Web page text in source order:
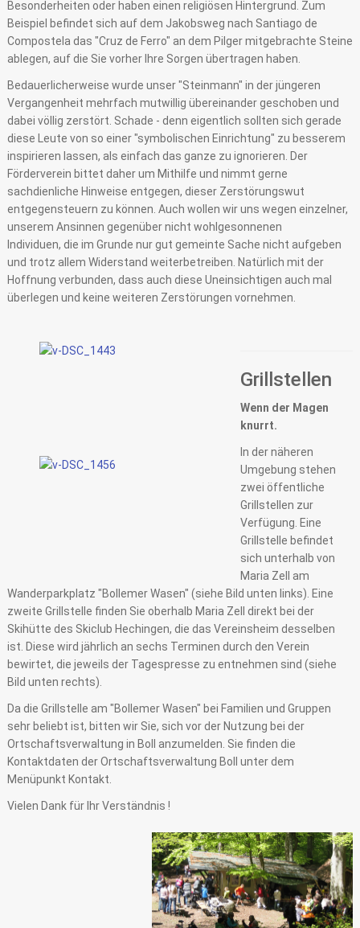
Besonderheiten oder haben einen religiösen Hintergrund. Zum
Beispiel befindet sich auf dem Jakobsweg nach Santiago de
Compostela das "Cruz de Ferro" an dem Pilger mitgebrachte Steine
ablegen, auf die Sie vorher Ihre Sorgen übertragen haben.
Bedauerlicherweise wurde unser "Steinmann" in der jüngeren
Vergangenheit mehrfach mutwillig übereinander geschoben und
dabei völlig zerstört. Schade - denn eigentlich sollten sich gerade
diese Leute von so einer "symbolischen Einrichtung" zu besserem
inspirieren lassen, als einfach das ganze zu ignorieren. Der
Förderverein bittet daher um Mithilfe und nimmt gerne
sachdienliche Hinweise entgegen, dieser Zerstörungswut
entgegensteuern zu können. Auch wollen wir uns wegen einzelner,
unserem Ansinnen gegenüber nicht wohlgesonnenen
Individuen, die im Grunde nur gut gemeinte Sache nicht aufgeben
und trotz allem Widerstand weiterbetreiben. Natürlich mit der
Hoffnung verbunden, dass auch diese Uneinsichtigen auch mal
überlegen und keine weiteren Zerstörungen vornehmen.
Grillstellen
Wenn der Magen
knurrt.
In der näheren
Umgebung stehen
zwei öffentliche
Grillstellen zur
Verfügung. Eine
Grillstelle befindet
sich unterhalb von
Maria Zell am
Wanderparkplatz "Bollemer Wasen" (siehe Bild unten links). Eine
zweite Grillstelle finden Sie oberhalb Maria Zell direkt bei der
Skihütte des Skiclub Hechingen, die das Vereinsheim desselben
ist. Diese wird jährlich an sechs Terminen durch den Verein
bewirtet, die jeweils der Tagespresse zu entnehmen sind (siehe
Bild unten rechts).
Da die Grillstelle am "Bollemer Wasen" bei Familien und Gruppen
sehr beliebt ist, bitten wir Sie, sich vor der Nutzung bei der
Ortschaftsverwaltung in Boll anzumelden. Sie finden die
Kontaktdaten der Ortschaftsverwaltung Boll unter dem
Menüpunkt Kontakt.
Vielen Dank für Ihr Verständnis !